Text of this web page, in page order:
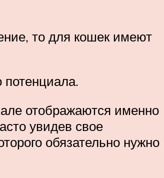
то для кошек имеют
потенциала.
отображаются именно
увидев свое
обязательно нужно